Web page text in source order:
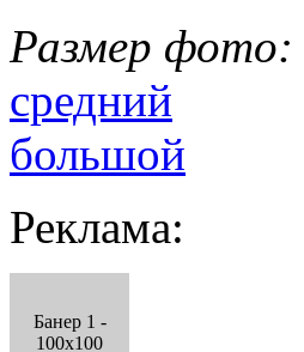
Размер фото:
средний
большой
Реклама:
Банер 1 -
100x100